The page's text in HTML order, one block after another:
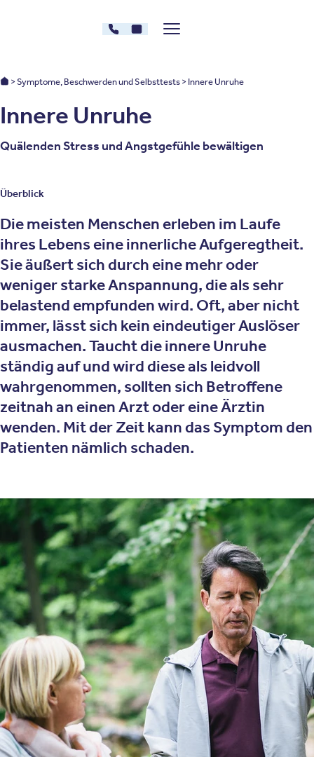
030 - 26478607
Kontakt
Menü zeigen/verstecken
Oberberg Kliniken: Startseite
Symptome, Beschwerden und Selbsttests Innere Unruhe
Innere Unruhe
Quälenden Stress und Angstgefühle bewältigen
Überblick
Die meisten Menschen erleben im Laufe
ihres Lebens eine innerliche Aufgeregtheit.
Sie äußert sich durch eine mehr oder
weniger starke Anspannung, die als sehr
belastend empfunden wird. Oft, aber nicht
immer, lässt sich kein eindeutiger Auslöser
ausmachen. Taucht die innere Unruhe
ständig auf und wird diese als leidvoll
wahrgenommen, sollten sich Betroffene
zeitnah an einen Arzt oder eine Ärztin
wenden. Mit der Zeit kann das Symptom den
Patienten nämlich schaden.
Was bedeutet innere Unruhe?
Bei der inneren Unruhe handelt es sich um eine
Stressreaktion. Stress kann als positiv oder negativ
empfunden werden, doch bei der inneren Unruhe fühlen
sich die Betroffenen häufig sehr unwohl. Sie ist in der
Regel nur von kurzer Dauer und legt sich schnell wieder.
Es ist jedoch auch möglich, dass die innere Unruhe länger
anhält oder regelmäßig wiederkehrt, zum Teil ohne
erkennbaren Auslöser.
Dabei ist es wichtig zu wissen, dass die innere Unruhe
selbst ein Symptom ist, das in einigen Fällen auf eine
vorliegende Erkrankung hindeutet. Betroffene einer
inneren Unruhe sind angespannt und nervös.